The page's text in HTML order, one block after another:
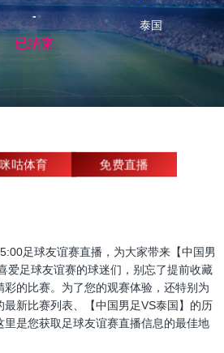
-
已结束
泰国
咕体育 免费直播
足球友谊赛直播，为大家带来【中国男
爱足球友谊赛的球迷们，别忘了提前收藏
的比赛。为了您的观赛体验，还特别为
新比赛列表、【中国男足VS泰国】的历
里是您获取足球友谊赛直播信息的最佳地